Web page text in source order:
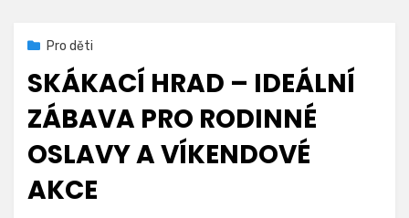
Zveřejněno
2. 5. 2024
Pro děti
SKÁKACÍ HRAD – IDEÁLNÍ
ZÁBAVA PRO RODINNÉ
OSLAVY A VÍKENDOVÉ
AKCE